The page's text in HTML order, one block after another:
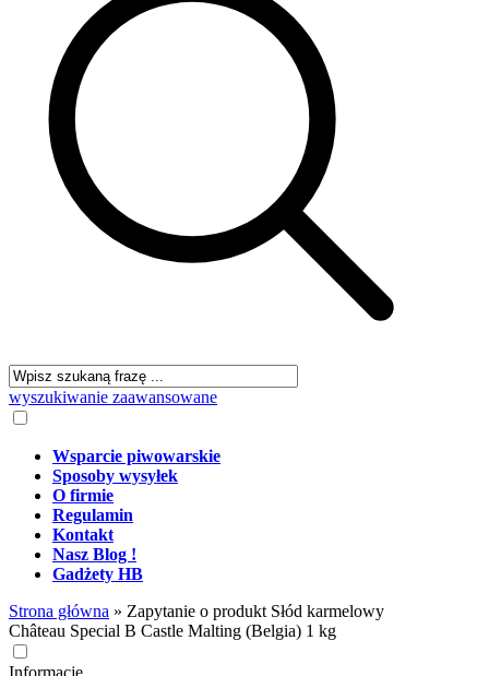
wyszukiwanie zaawansowane
Wsparcie piwowarskie
Sposoby wysyłek
O firmie
Regulamin
Kontakt
Nasz Blog !
Gadżety HB
Strona główna » Zapytanie o produkt Słód karmelowy
Château Special B Castle Malting (Belgia) 1 kg
Informacje